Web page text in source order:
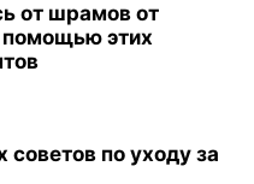
от шрамов от
этих
советов по уходу за